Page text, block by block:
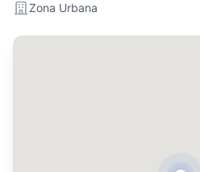
Zona Urbana